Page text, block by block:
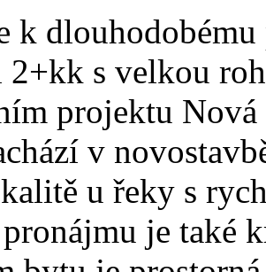
k
s velkou
projektu
v
u řeky s
je také